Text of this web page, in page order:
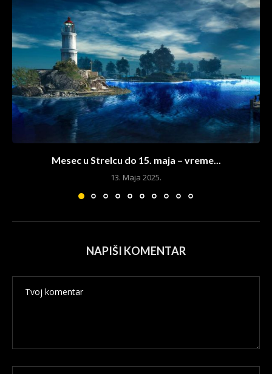
Mesec u Strelcu do 15. maja – vreme...
13. Maja 2025.
NAPIŠI KOMENTAR